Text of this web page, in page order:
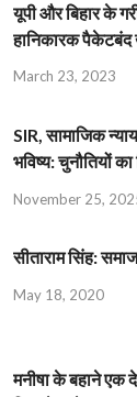
यूपी और बिहार के
हानिकारक
March 23, 2023
SIR, सामाजिक
भविष्य: चुनौतियों
November 25,
सीताराम सिंह:
May 18, 2020
मनीषा के बहाने एक